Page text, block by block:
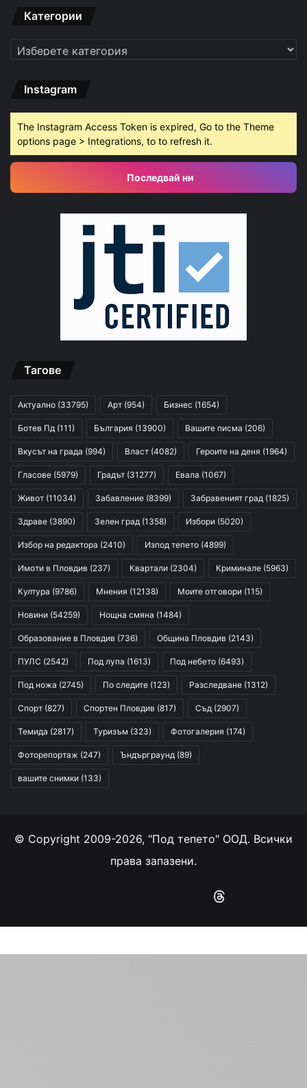
Категории
Категории
Instagram
The Instagram Access Token is expired, Go to the Theme
options page > Integrations, to to refresh it.
Последвай ни
Тагове
Актуално (33795) Арт (954) Бизнес (1654)
Ботев Пд (111) България (13900) Вашите писма (206)
Вкусът на града (994) Власт (4082) Героите на деня (1964)
Гласове (5979) Градът (31277) Евала (1067)
Живот (11034) Забавление (8399) Забравеният град (1825)
Здраве (3890) Зелен град (1358) Избори (5020)
Избор на редактора (2410) Изпод тепето (4899)
Имоти в Пловдив (237) Квартали (2304) Криминале (5963)
Култура (9786) Мнения (12138) Моите отговори (115)
Новини (54259) Нощна смяна (1484)
Образование в Пловдив (736) Община Пловдив (2143)
ПУЛС (2542) Под лупа (1613) Под небето (6493)
Под ножа (2745) По следите (123) Разследване (1312)
Спорт (827) Спортен Пловдив (817) Съд (2907)
Темида (2817) Туризъм (323) Фотогалерия (174)
Фоторепортаж (247) Ъндърграунд (89)
вашите снимки (133)
© Copyright 2009-2026, "Под тепето" ООД. Всички
права запазени.
Instagram
RSS